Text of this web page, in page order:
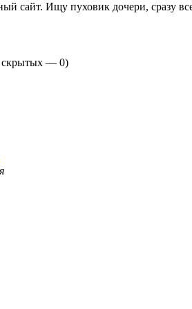
сайт. Ищу пуховик дочери, сразу
скрытых — 0)